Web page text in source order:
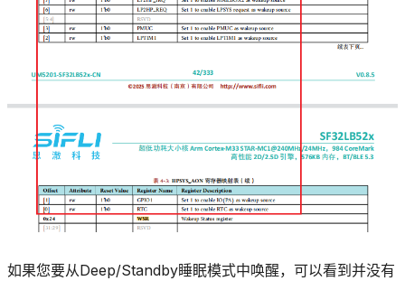
如果您要从Deep/Standby睡眠模式中唤醒，可以看到并没有